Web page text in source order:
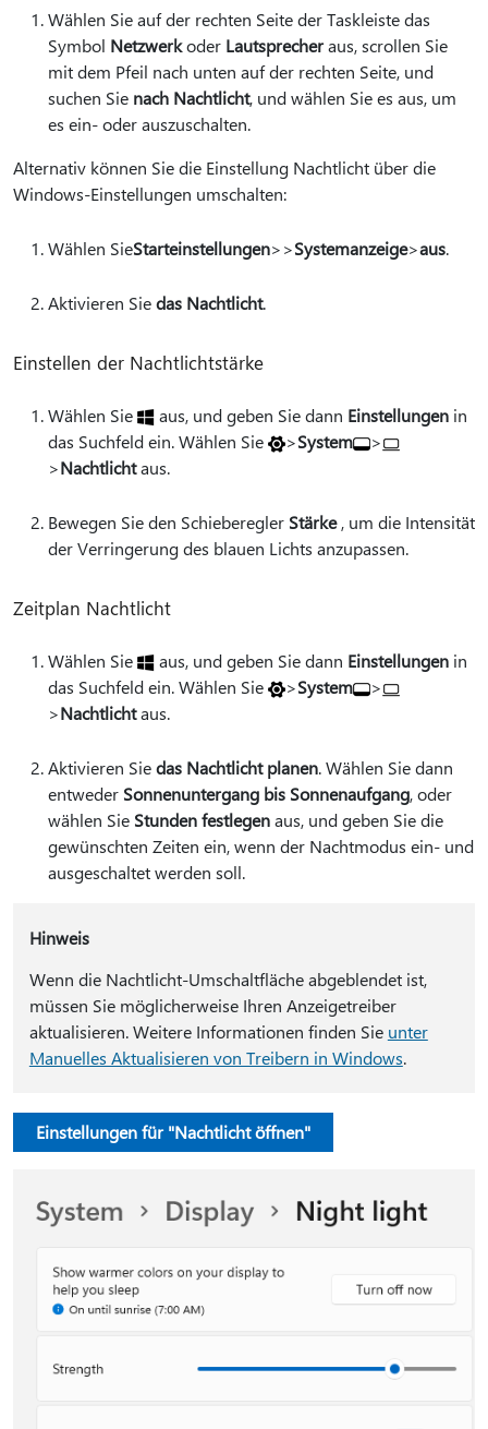
Wählen Sie auf der rechten Seite der Taskleiste das
Symbol Netzwerkoder Lautsprecheraus, scrollen Sie
mit dem Pfeil nach unten auf der rechten Seite, und
suchen Sie nach Nachtlicht, und wählen Sie es aus, um
es ein- oder auszuschalten.
Alternativ können Sie die Einstellung Nachtlicht über die
Windows-Einstellungen umschalten:
Wählen SieStarteinstellungen>>Systemanzeige>aus.
Aktivieren Siedas Nachtlicht.
Einstellen der Nachtlichtstärke
Wählen Sie aus, und geben Sie dann Einstellungen in
das Suchfeld ein. Wählen Sie
>System
>
>Nachtlichtaus.
Bewegen Sie den Schieberegler Stärke, um die Intensität
der Verringerung des blauen Lichts anzupassen.
Zeitplan Nachtlicht
Wählen Sie aus, und geben Sie dann Einstellungen in
das Suchfeld ein. Wählen Sie
>System
>
>Nachtlichtaus.
Aktivieren Siedas Nachtlicht planen. Wählen Sie dann
entweder Sonnenuntergang bis Sonnenaufgang, oder
wählen Sie Stunden festlegenaus, und geben Sie die
gewünschten Zeiten ein, wenn der Nachtmodus ein- und
ausgeschaltet werden soll.
Hinweis
Wenn die Nachtlicht-Umschaltfläche abgeblendet ist,
müssen Sie möglicherweise Ihren Anzeigetreiber
aktualisieren. Weitere Informationen finden Sie unter
Manuelles Aktualisieren von Treibern in Windows.
Einstellungen für "Nachtlicht öffnen"